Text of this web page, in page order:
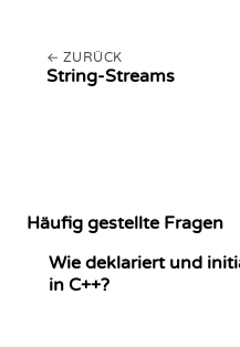
ZURÜCK
String-Streams
Häufig gestellte Fragen
Wie deklariert und
in C++?